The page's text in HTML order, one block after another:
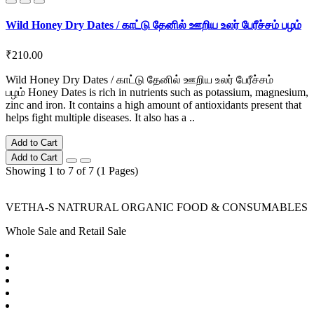
Wild Honey Dry Dates / காட்டு தேனில் ஊறிய உலர் பேரீச்சம் பழம்
₹210.00
Wild Honey Dry Dates / காட்டு தேனில் ஊறிய உலர் பேரீச்சம்
பழம் Honey Dates is rich in nutrients such as potassium, magnesium,
zinc and iron. It contains a high amount of antioxidants present that
helps fight multiple diseases. It also has a ..
Add to Cart
Add to Cart
Showing 1 to 7 of 7 (1 Pages)
VETHA-S NATRURAL ORGANIC FOOD & CONSUMABLES
Whole Sale and Retail Sale